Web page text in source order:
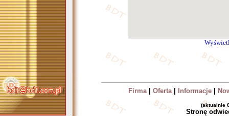
Firma| Oferta| Informacje|
(aktualnie
Stronę